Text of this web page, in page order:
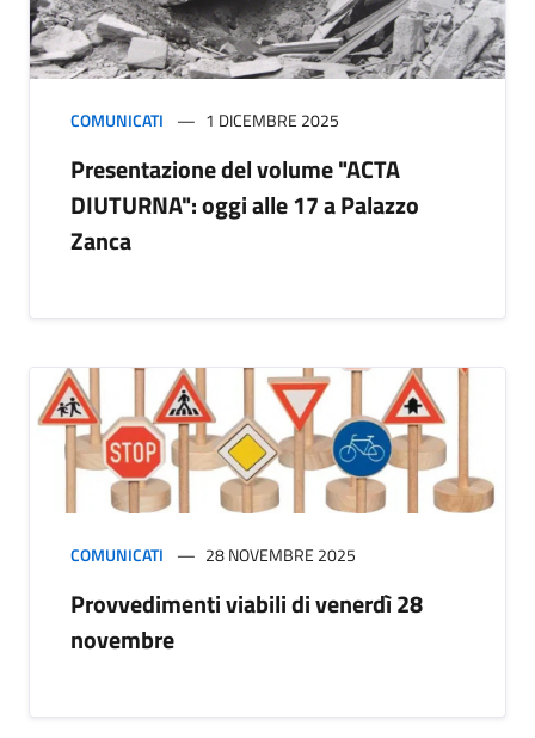
COMUNICATI 1 DICEMBRE 2025
Presentazione del volume "ACTA
DIUTURNA": oggi alle 17 a Palazzo
Zanca
COMUNICATI 28 NOVEMBRE 2025
Provvedimenti viabili di venerdì 28
novembre